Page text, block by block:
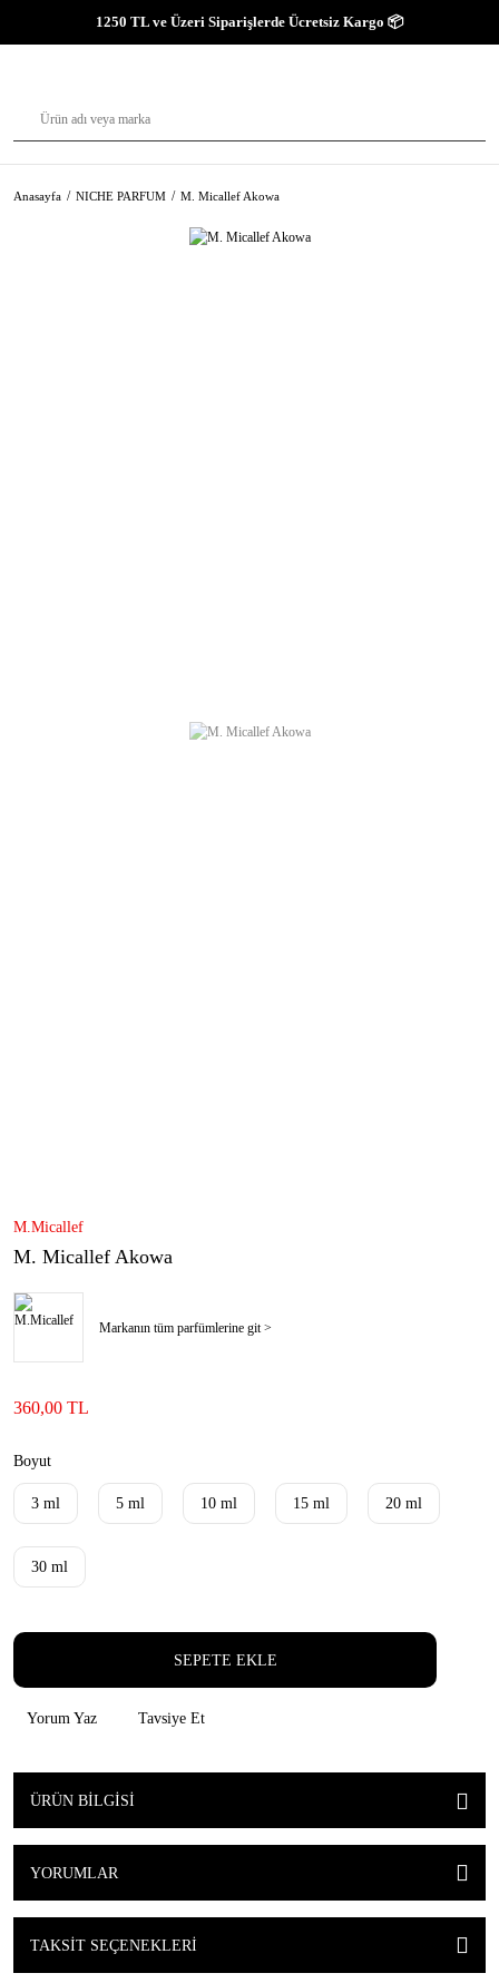
1250 TL ve Üzeri Siparişlerde Ücretsiz Kargo 📦
Anasayfa NICHE PARFUM M. Micallef Akowa
M.Micallef
M. Micallef Akowa
Markanın tüm parfümlerine git >
360,00 TL
Boyut
3 ml 5 ml 10 ml 15 ml 20 ml
30 ml
SEPETE EKLE
Yorum Yaz Tavsiye Et
ÜRÜN BILGISI
YORUMLAR
TAKSIT SEÇENEKLERI